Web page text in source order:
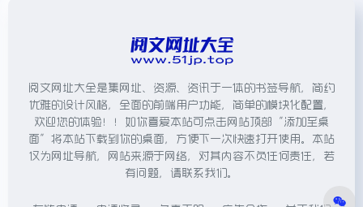
阅文网址大全是集网址、资源、资讯于一体的书签导航，简约
优雅的设计风格，全面的前端用户功能，简单的模块化配置，
欢迎您的体验！！如你喜爱本站可点击网站顶部“添加至桌
面”将本站下载到你的桌面，方便下一次快速打开使用。本站
仅为网址导航，网站来源于网络，对其内容不负任何责任，若
有问题，请联系我们。